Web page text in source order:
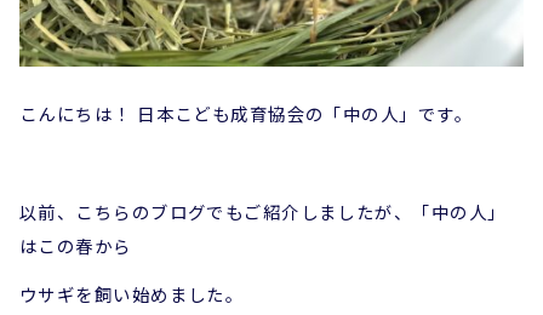
こんにちは！ 日本こども成育協会の「中の人」です。
以前、こちらのブログでもご紹介しましたが、「中の人」
はこの春から
ウサギを飼い始めました。